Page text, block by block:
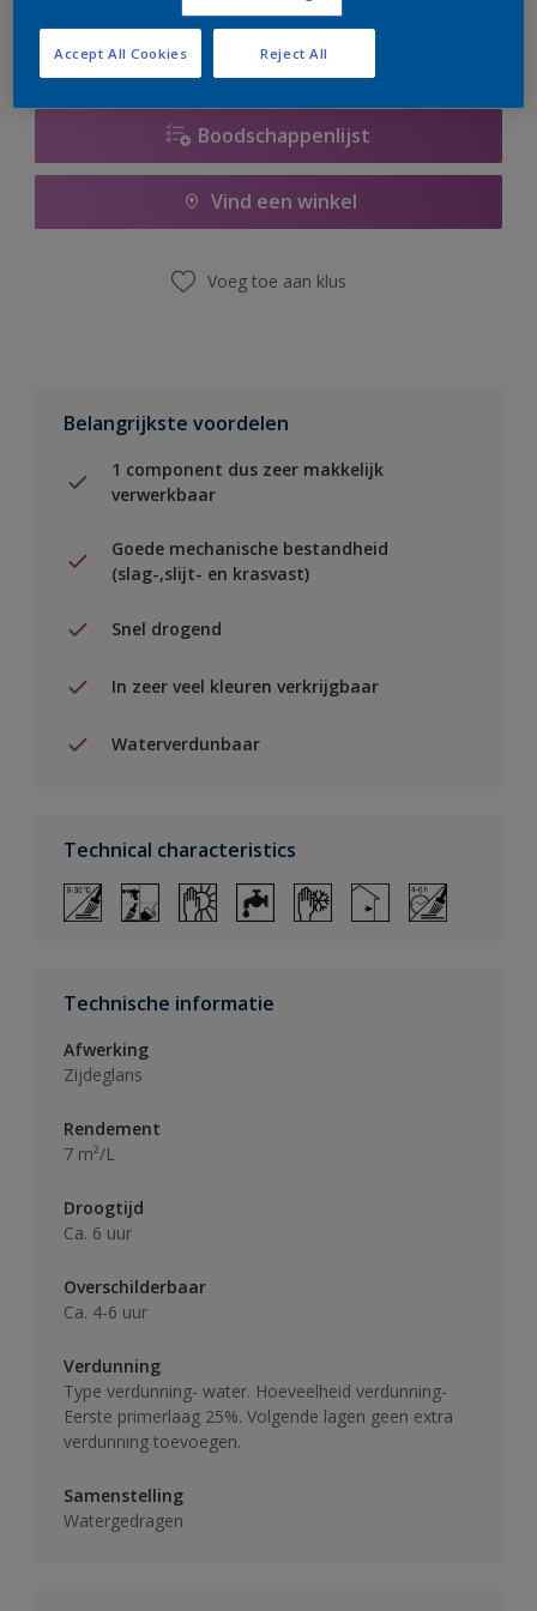
Boodschappenlijst
Vind een winkel
Voeg toe aan klus
Belangrijkste voordelen
1 component dus zeer makkelijk
verwerkbaar
Goede mechanische bestandheid
(slag-,slijt- en krasvast)
Snel drogend
In zeer veel kleuren verkrijgbaar
Waterverdunbaar
Technical characteristics
Technische informatie
Afwerking
Zijdeglans
Rendement
7 m²/L
Droogtijd
Ca. 6 uur
Overschilderbaar
Ca. 4-6 uur
Verdunning
Type verdunning- water. Hoeveelheid verdunning-
Eerste primerlaag 25%. Volgende lagen geen extra
verdunning toevoegen.
Samenstelling
Watergedragen
Reject All
Accept All Cookies